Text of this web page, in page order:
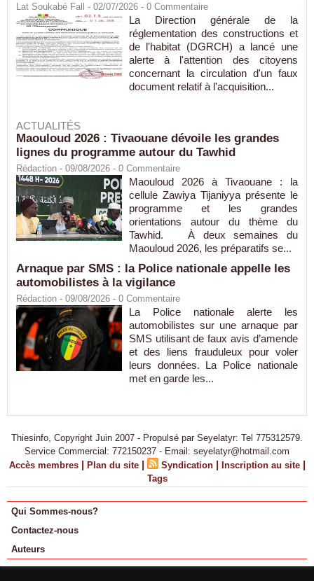
Lat Soukabé Fall - 02/07/2026 - 0 Commentaire
La Direction générale de la
réglementation des constructions et
de l'habitat (DGRCH) a lancé une
alerte à l'attention des citoyens
concernant la circulation d'un faux
document relatif à l'acquisition...
ACTUALITÉS
Maouloud 2026 : Tivaouane dévoile les grandes
lignes du programme autour du Tawhid
Rédaction - 09/08/2026 - 0 Commentaire
Maouloud 2026 à Tivaouane : la
cellule Zawiya Tijaniyya présente le
programme et les grandes
orientations autour du thème du
Tawhid. À deux semaines du
Maouloud 2026, les préparatifs se...
Arnaque par SMS : la Police nationale appelle les
automobilistes à la vigilance
Rédaction - 09/08/2026 - 0 Commentaire
La Police nationale alerte les
automobilistes sur une arnaque par
SMS utilisant de faux avis d’amende
et des liens frauduleux pour voler
leurs données. La Police nationale
met en garde les...
Thiesinfo, Copyright Juin 2007 - Propulsé par Seyelatyr: Tel 775312579.
Service Commercial: 772150237 - Email: seyelatyr@hotmail.com
Accès membres | Plan du site | Syndication | Inscription au site |
Tags
Qui Sommes-nous?
Contactez-nous
Auteurs